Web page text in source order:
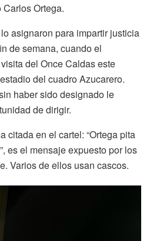
Ortega.
asignaron para impartir justicia
de semana, cuando el
del Once Caldas este
del cuadro Azucarero.
haber sido designado le
de dirigir.
citada en el cartel: “Ortega pita
es el mensaje expuesto por los
Varios de ellos usan cascos.